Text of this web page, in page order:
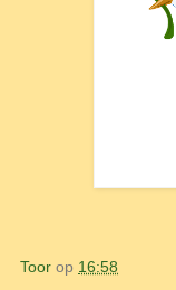
Toor op 16:58